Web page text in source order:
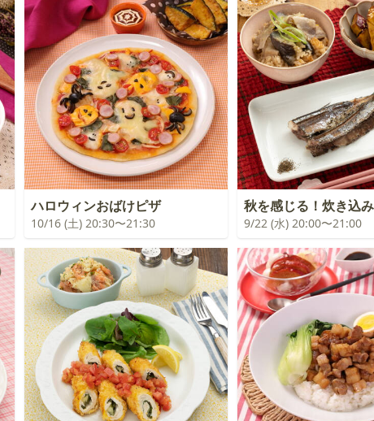
ハロウィンおばけピザ
10/16 (土) 20:30〜21:30
秋を感じる！炊き込
9/22 (水) 20:00〜21:00